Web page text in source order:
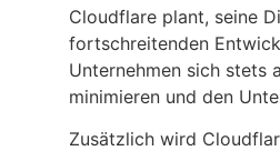
Cloudflare plant, seine
fortschreitenden
Unternehmen sich stets
minimieren und den
Zusätzlich wird